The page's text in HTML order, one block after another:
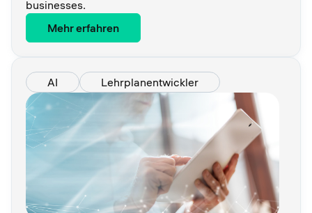
businesses.
Mehr erfahren
AI Lehrplanentwickler